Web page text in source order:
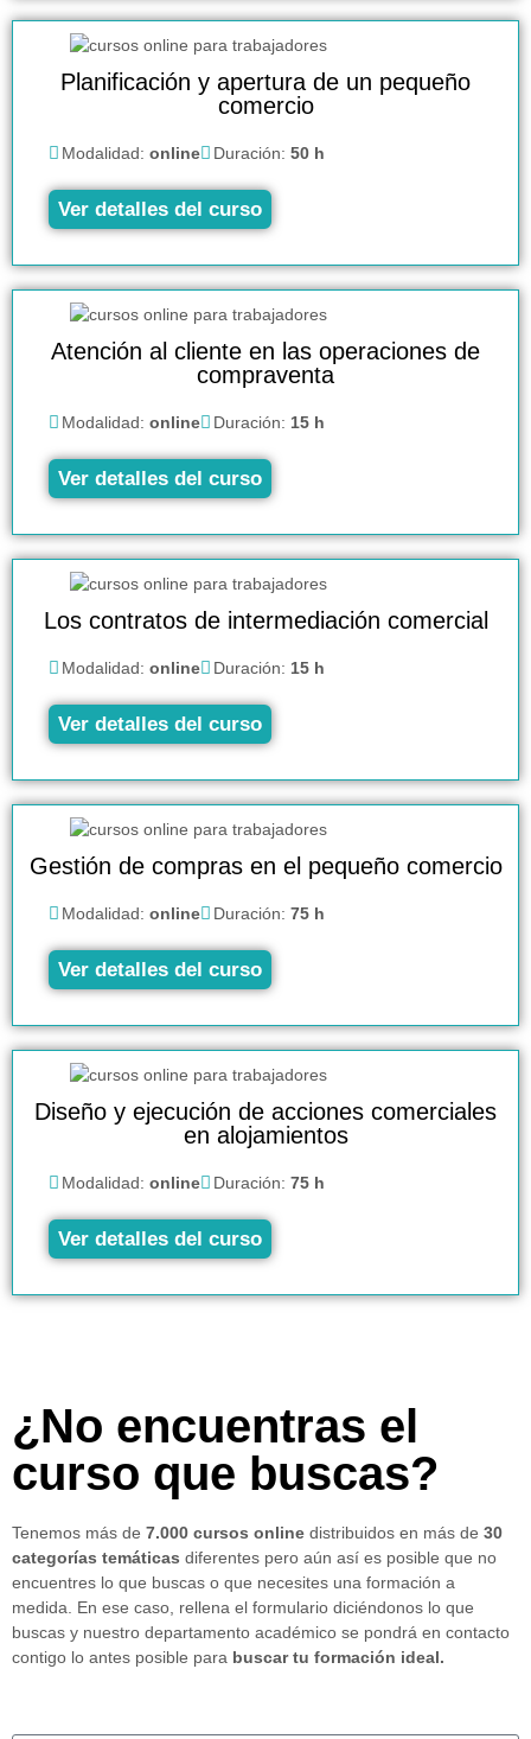
Planificación y apertura de un pequeño
comercio
Modalidad: online Duración: 50 h
Ver detalles del curso
Atención al cliente en las operaciones de
compraventa
Modalidad: online Duración: 15 h
Ver detalles del curso
Los contratos de intermediación comercial
Modalidad: online Duración: 15 h
Ver detalles del curso
Gestión de compras en el pequeño comercio
Modalidad: online Duración: 75 h
Ver detalles del curso
Diseño y ejecución de acciones comerciales
en alojamientos
Modalidad: online Duración: 75 h
Ver detalles del curso
¿No encuentras el
curso que buscas?
Tenemos más de 7.000 cursos online distribuidos en más de 30
categorías temáticas diferentes pero aún así es posible que no
encuentres lo que buscas o que necesites una formación a
medida. En ese caso, rellena el formulario diciéndonos lo que
buscas y nuestro departamento académico se pondrá en contacto
contigo lo antes posible para buscar tu formación ideal.